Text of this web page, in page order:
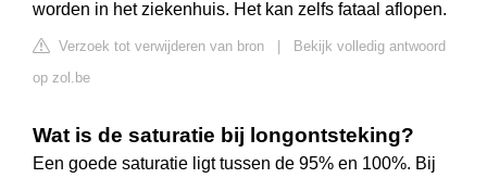
worden in het ziekenhuis. Het kan zelfs fataal aflopen.
Verzoek tot verwijderen van bron
Bekijk volledig antwoord
op zol.be
Wat is de saturatie bij longontsteking?
Een goede saturatie ligt tussen de 95% en 100%. Bij